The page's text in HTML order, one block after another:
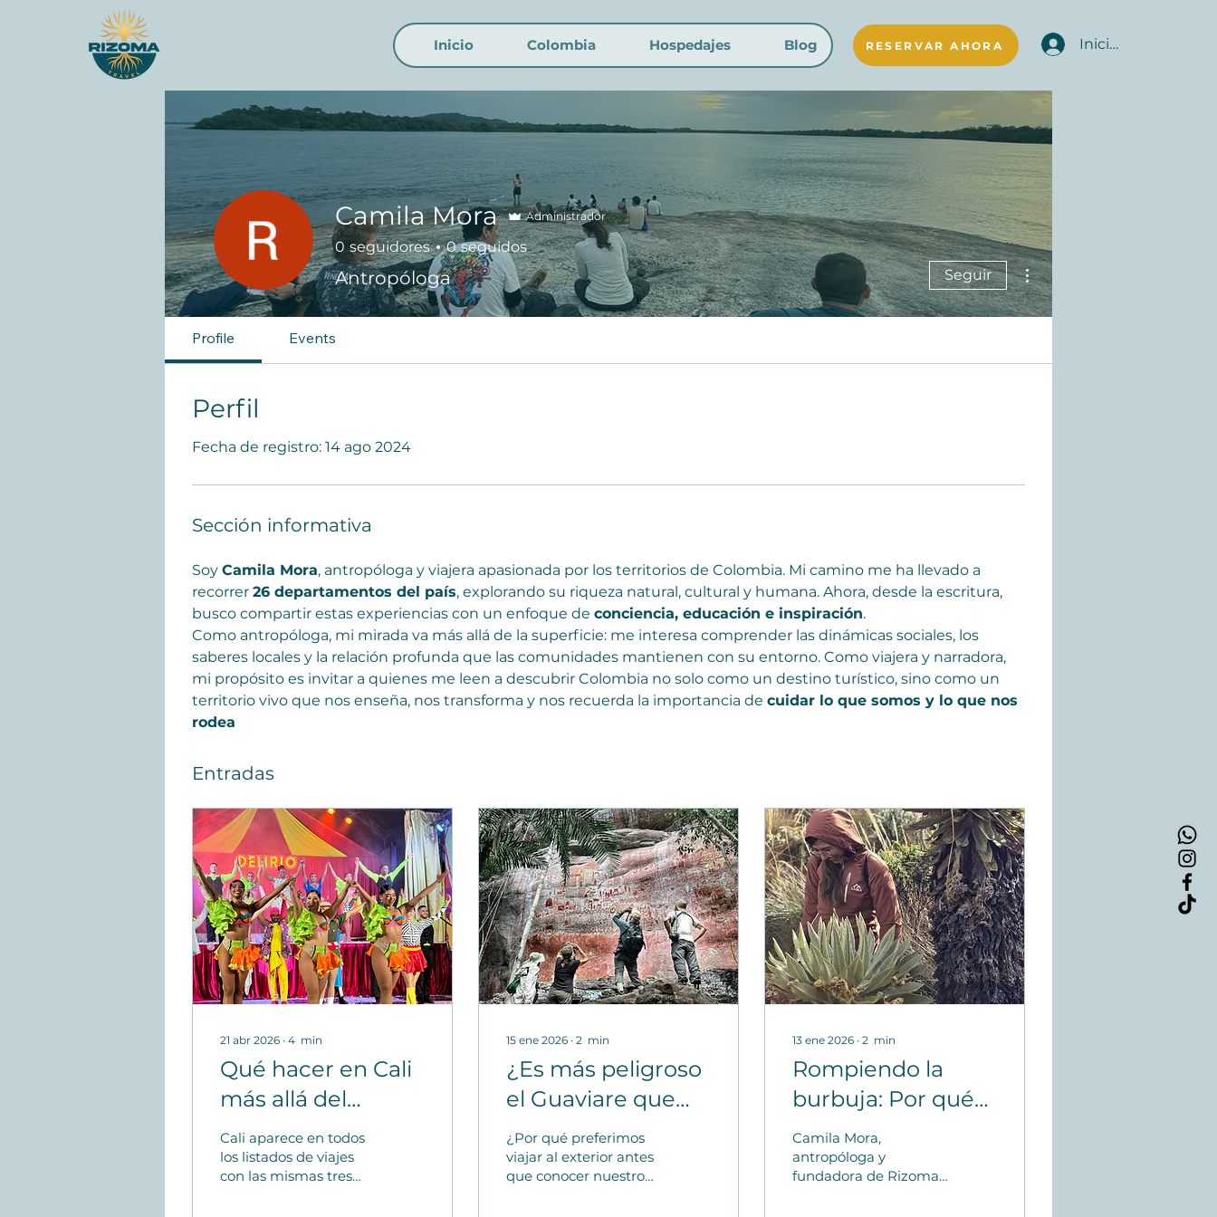
Inicio Colombia Hospedajes Blog RESERVAR AHORA Iniciar sesión
Camila Mora Administrador
0 seguidores 0 seguidos
Antropóloga Seguir
Más acciones
Profile Events
Perfil
Fecha de registro: 14 ago 2024
Sección informativa
Soy Camila Mora, antropóloga y viajera apasionada por los territorios de Colombia. Mi camino me ha llevado a
recorrer 26 departamentos del país, explorando su riqueza natural, cultural y humana. Ahora, desde la escritura,
busco compartir estas experiencias con un enfoque de conciencia, educación e inspiración.
Como antropóloga, mi mirada va más allá de la superficie: me interesa comprender las dinámicas sociales, los
saberes locales y la relación profunda que las comunidades mantienen con su entorno. Como viajera y narradora,
mi propósito es invitar a quienes me leen a descubrir Colombia no solo como un destino turístico, sino como un
territorio vivo que nos enseña, nos transforma y nos recuerda la importancia de cuidar lo que somos y lo que nos
rodea
Entradas
21 abr 2026 ∙ 4 min
Qué hacer en Cali
más allá del
turismo
convencional: guía
para viajeros con
Cali aparece en todos
los listados de viajes
con las mismas tres
15 ene 2026 ∙ 2 min
¿Es más peligroso
el Guaviare que
Bogotá?
¿Por qué preferimos
viajar al exterior antes
que conocer nuestro
13 ene 2026 ∙ 2 min
Rompiendo la
burbuja: Por qué
viajar por
Colombia cambió
mi mirada como
Camila Mora,
antropóloga y
fundadora de Rizoma